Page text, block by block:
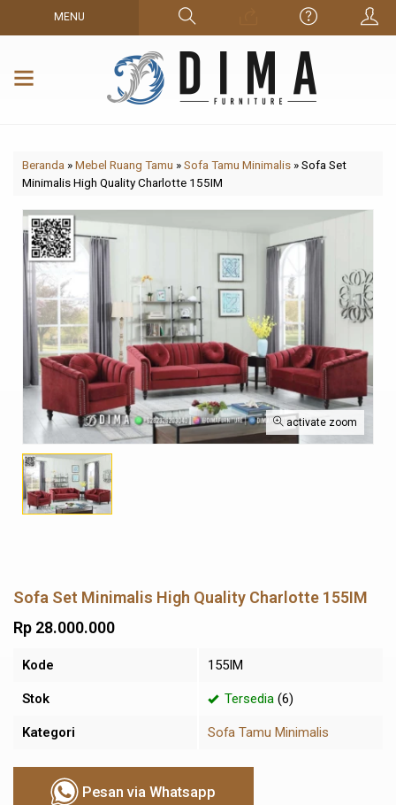
MENU
Beranda »Mebel Ruang Tamu »Sofa Tamu Minimalis »Sofa Set
Minimalis High Quality Charlotte 155IM
activate zoom
Sofa Set Minimalis High Quality Charlotte 155IM
Rp 28.000.000
Kode 155IM
Stok Tersedia (6)
Kategori Sofa Tamu Minimalis
Pesan via Whatsapp